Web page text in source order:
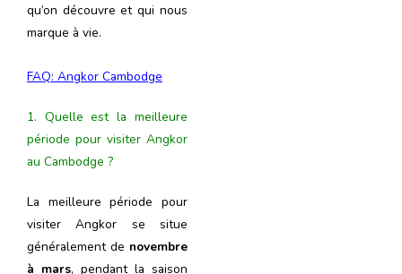
qu’on découvre et qui nous
marque à vie.
FAQ: Angkor Cambodge
1. Quelle est la meilleure
période pour visiter Angkor
au Cambodge ?
La meilleure période pour
visiter Angkor se situe
généralement de novembre
à mars, pendant la saison